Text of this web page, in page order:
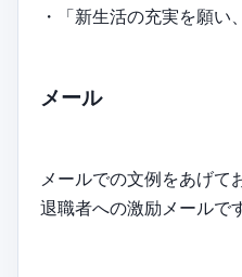
・「新生活の充実を願い
メール
メールでの文例をあげて
退職者への激励メールで